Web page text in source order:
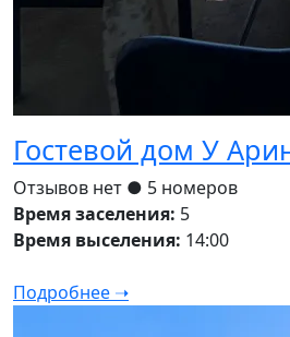
Гостевой дом У
Отзывов нет ● 5 номеров
Время заселения: 5
Время выселения: 14:00
Подробнее ➝